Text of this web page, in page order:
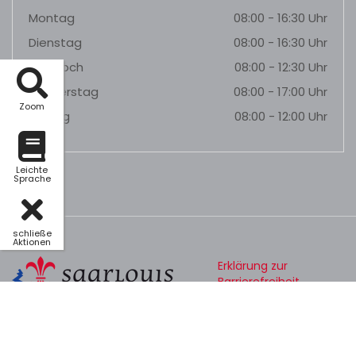
Zoom
Leichte
Sprache
schließe
Aktionen
Montag
08:00 - 16:30 Uhr
Dienstag
08:00 - 16:30 Uhr
Mittwoch
08:00 - 12:30 Uhr
Donnerstag
08:00 - 17:00 Uhr
Freitag
08:00 - 12:00 Uhr
Erklärung zur
Barrierefreiheit